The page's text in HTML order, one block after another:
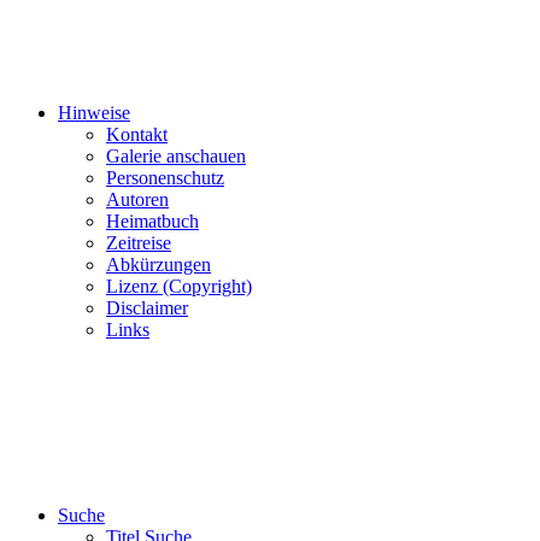
Hinweise
Kontakt
Galerie anschauen
Personenschutz
Autoren
Heimatbuch
Zeitreise
Abkürzungen
Lizenz (Copyright)
Disclaimer
Links
Suche
Titel Suche